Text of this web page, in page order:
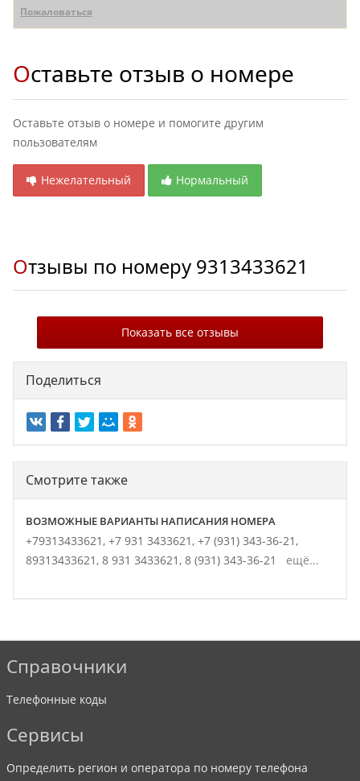
Пожаловаться
Оставьте отзыв о номере
Оставьте отзыв о номере и помогите другим
пользователям
Нежелательный Нормальный
Отзывы по номеру 9313433621
Показать все отзывы
Поделиться
Смотрите также
ВОЗМОЖНЫЕ ВАРИАНТЫ НАПИСАНИЯ НОМЕРА
+79313433621, +7 931 3433621, +7 (931) 343-36-21,
89313433621, 8 931 3433621, 8 (931) 343-36-21 ещё...
Справочники
Телефонные коды
Сервисы
Определить регион и оператора по номеру телефона